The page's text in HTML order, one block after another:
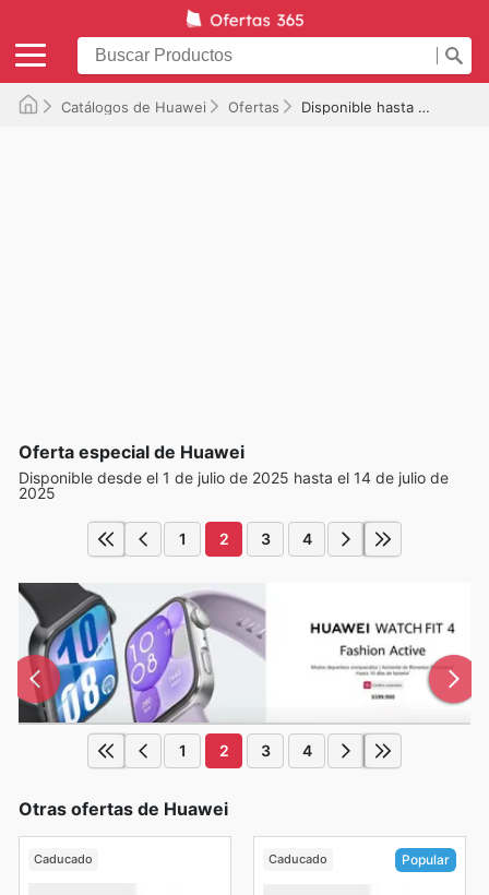
Catálogos de Huawei Ofertas Disponible hasta el 14/07/2025
Oferta especial de Huawei
Disponible desde el 1 de julio de 2025 hasta el 14 de julio de
2025
1 2 3 4
1 2 3 4
Otras ofertas de Huawei
Caducado Caducado Popular